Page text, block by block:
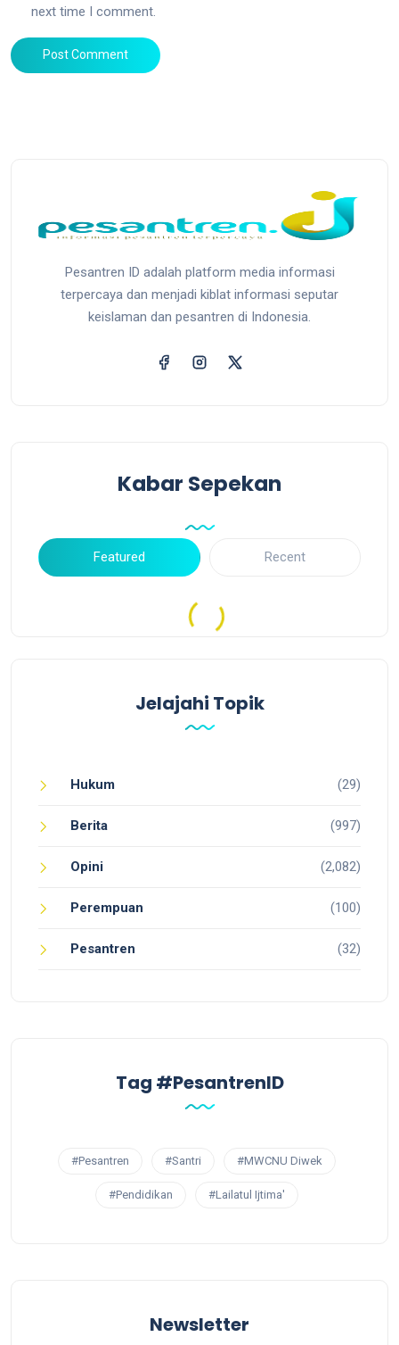
next time I comment.
Post Comment
Pesantren ID adalah platform media informasi
terpercaya dan menjadi kiblat informasi seputar
keislaman dan pesantren di Indonesia.
Kabar Sepekan
Featured Recent
Jelajahi Topik
Hukum (29)
Berita (997)
Opini (2,082)
Perempuan (100)
Pesantren (32)
Tag #PesantrenID
#Pesantren #Santri #MWCNU Diwek
#Pendidikan #Lailatul Ijtima'
Newsletter